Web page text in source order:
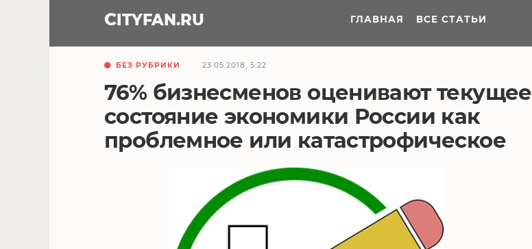
CITYFAN.RU ГЛАВНАЯ ВСЕ СТАТЬИ
БЕЗ РУБРИКИ 23.05.2018, 5:22
76% бизнесменов оценивают текущее
состояние экономики России как
проблемное или катастрофическое